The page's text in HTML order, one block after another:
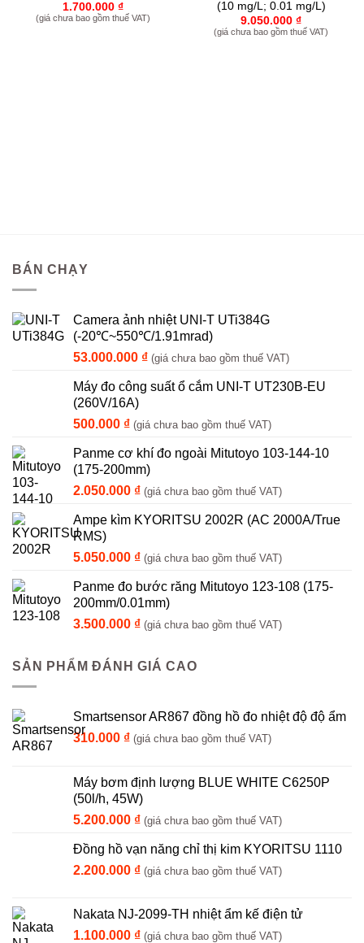
1.700.000 ₫
(giá chưa bao gồm thuế VAT)
(10 mg/L; 0.01 mg/L)
9.050.000 ₫
(giá chưa bao gồm thuế VAT)
BÁN CHẠY
Camera ảnh nhiệt UNI-T UTi384G
(-20℃~550℃/1.91mrad)
53.000.000 ₫ (giá chưa bao gồm thuế VAT)
Máy đo công suất ổ cắm UNI-T UT230B-EU
(260V/16A)
500.000 ₫ (giá chưa bao gồm thuế VAT)
Panme cơ khí đo ngoài Mitutoyo 103-144-10
(175-200mm)
2.050.000 ₫ (giá chưa bao gồm thuế VAT)
Ampe kìm KYORITSU 2002R (AC 2000A/True
RMS)
5.050.000 ₫ (giá chưa bao gồm thuế VAT)
Panme đo bước răng Mitutoyo 123-108 (175-
200mm/0.01mm)
3.500.000 ₫ (giá chưa bao gồm thuế VAT)
SẢN PHẨM ĐÁNH GIÁ CAO
Smartsensor AR867 đồng hồ đo nhiệt độ độ ẩm
310.000 ₫ (giá chưa bao gồm thuế VAT)
Máy bơm định lượng BLUE WHITE C6250P
(50l/h, 45W)
5.200.000 ₫ (giá chưa bao gồm thuế VAT)
Đồng hồ vạn năng chỉ thị kim KYORITSU 1110
2.200.000 ₫ (giá chưa bao gồm thuế VAT)
Nakata NJ-2099-TH nhiệt ẩm kế điện tử
1.100.000 ₫ (giá chưa bao gồm thuế VAT)